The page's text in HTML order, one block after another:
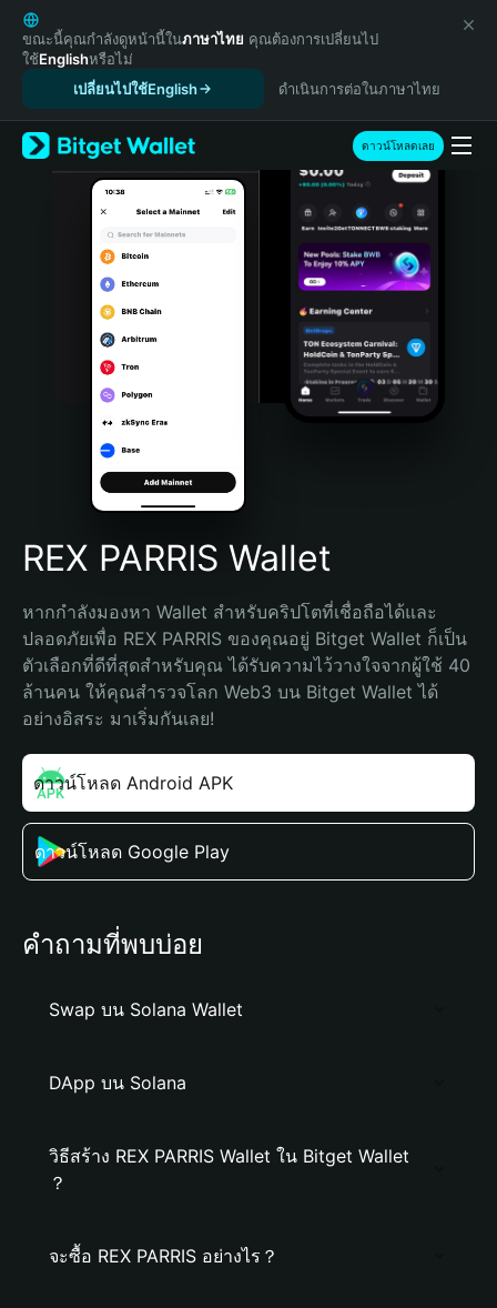
English
日本語
Tiếng Việt
Español (Latinoamérica)
Türkçe
Italiano
Português (Portugal)
Bahasa Indonesia
Português (Brasil)
Español (Argentina)
ขณะนี้คุณกำลังดูหน้านี้ในภาษาไทย คุณต้องการเปลี่ยนไป
ใช้Englishหรือไม่
เปลี่ยนไปใช้English
ดำเนินการต่อในภาษาไทย
ดาวน์โหลดเลย
REX PARRIS Wallet
หากกำลังมองหา Wallet สำหรับคริปโตที่เชื่อถือได้และ
ปลอดภัยเพื่อ REX PARRIS ของคุณอยู่ Bitget Wallet ก็เป็น
ตัวเลือกที่ดีที่สุดสำหรับคุณ ได้รับความไว้วางใจจากผู้ใช้ 40
ล้านคน ให้คุณสำรวจโลก Web3 บน Bitget Wallet ได้
อย่างอิสระ มาเริ่มกันเลย!
ดาวน์โหลด Android APK
ดาวน์โหลด Google Play
คำถามที่พบบ่อย
Swap บน Solana Wallet
DApp บน Solana
วิธีสร้าง REX PARRIS Wallet ใน Bitget Wallet
？
จะซื้อ REX PARRIS อย่างไร？